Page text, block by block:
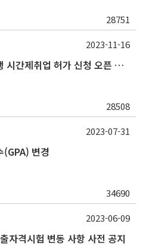
28751
학생정보시스템 내 유학생 시간제취업 허가 신청 오픈 안내
28508
2023-11-16
(GPA) 변경
34690
2023-07-31
자격시험 변동 사항 사전 공지
2023-06-09